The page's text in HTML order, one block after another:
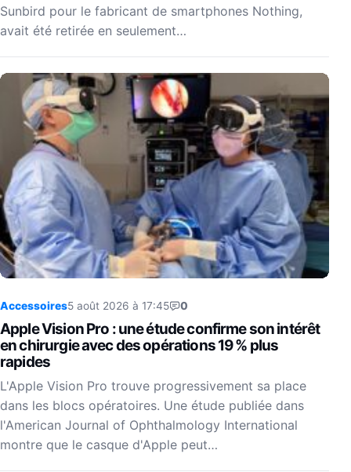
Sunbird pour le fabricant de smartphones Nothing,
avait été retirée en seulement…
Accessoires5 août 2026 à 17:45 0
Apple Vision Pro : une étude confirme son intérêt
en chirurgie avec des opérations 19 % plus
rapides
L'Apple Vision Pro trouve progressivement sa place
dans les blocs opératoires. Une étude publiée dans
l'American Journal of Ophthalmology International
montre que le casque d'Apple peut…